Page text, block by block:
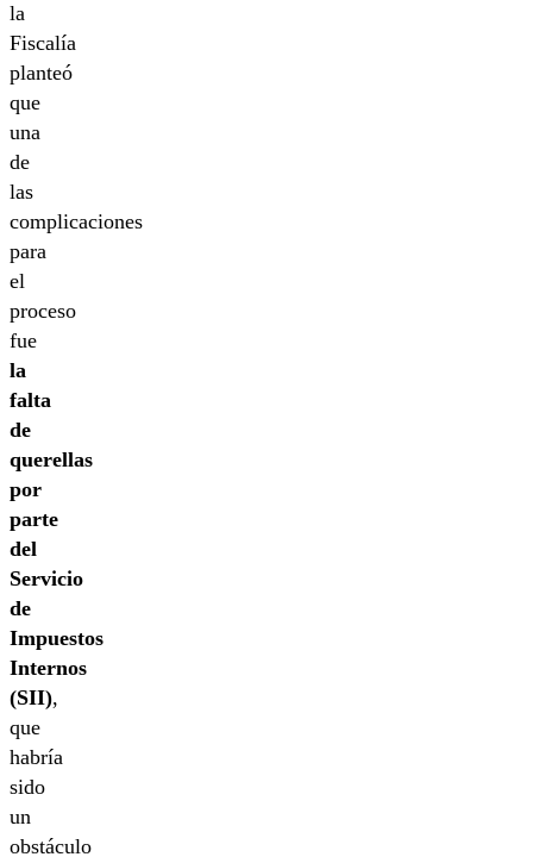
la
Fiscalía
planteó
que
una
de
las
complicaciones
para
el
proceso
fue
la
falta
de
querellas
por
parte
del
Servicio
de
Impuestos
Internos
(SII),
que
habría
sido
un
obstáculo